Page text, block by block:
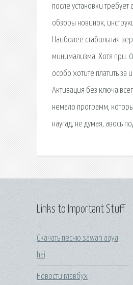
после установки
обзоры новинок,
Наиболее стабильная
минимализма. Хотя при.
особо хотите платить
Активация без ключа
немало программ,
наугад, не думая, авось
Links to Important Stuff
Скачать песню sawan aaya
hai
Новости главбух